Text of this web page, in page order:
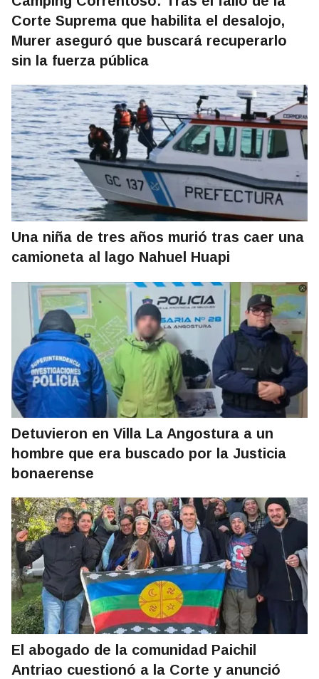
Corte Suprema que habilita el desalojo,
Murer aseguró que buscará recuperarlo
sin la fuerza pública
Una niña de tres años murió tras caer una
camioneta al lago Nahuel Huapi
Detuvieron en Villa La Angostura a un
hombre que era buscado por la Justicia
bonaerense
El abogado de la comunidad Paichil
Antriao cuestionó a la Corte y anunció